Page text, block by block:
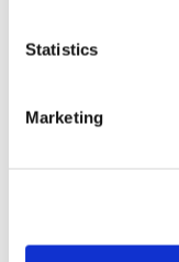
Statistics
MarketingСловаччина